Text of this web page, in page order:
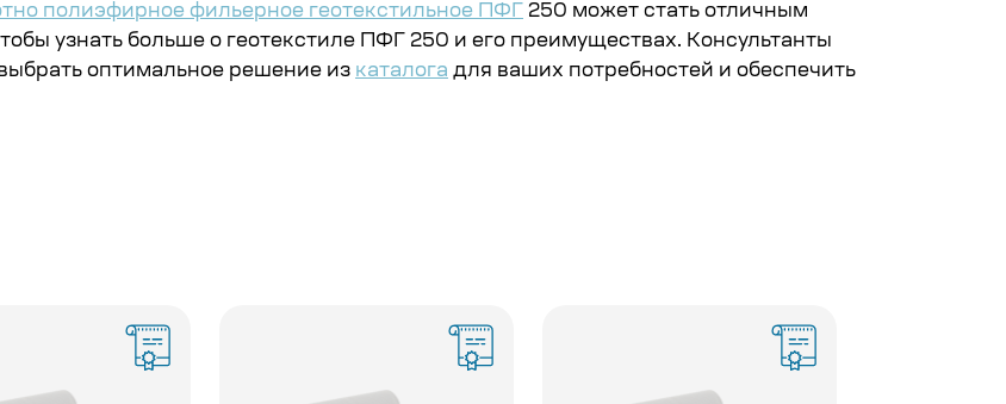
полиэфирное фильерное геотекстильное ПФГ
250 может стать отличным
узнать больше о геотекстиле ПФГ 250 и его преимуществах. Консультанты
оптимальное решение из каталога для ваших потребностей и обеспечить